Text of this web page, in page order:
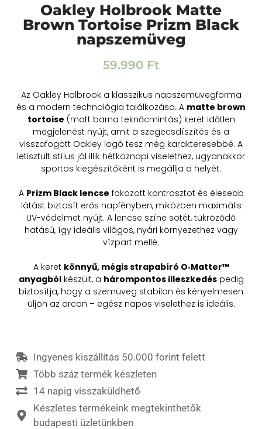
Oakley Holbrook Matte
Brown Tortoise Prizm Black
napszemüveg
59.990 Ft
Az Oakley Holbrook a klasszikus napszemüvegforma
és a modern technológia találkozása. A matte brown
tortoise (matt barna teknőcmintás) keret időtlen
megjelenést nyújt, amit a szegecsdíszítés és a
visszafogott Oakley logó tesz még karakteresebbé. A
letisztult stílus jól illik hétköznapi viselethez, ugyanakkor
sportos kiegészítőként is megállja a helyét.
A Prizm Black lencse fokozott kontrasztot és élesebb
látást biztosít erős napfényben, miközben maximális
UV-védelmet nyújt. A lencse színe sötét, tükröződő
hatású, így ideális világos, nyári környezethez vagy
vízpart mellé.
A keret könnyű, mégis strapabíró O‑Matter™
anyagbólkészült, a hárompontos illeszkedéspedig
biztosítja, hogy a szemüveg stabilan és kényelmesen
üljön az arcon – egész napos viselethez is ideális.
Ingyenes kiszállítás 50.000 forint felett
Több száz termék készleten
14 napig visszaküldhető
Készletes termékeink megtekinthetők
budapesti üzletünkben